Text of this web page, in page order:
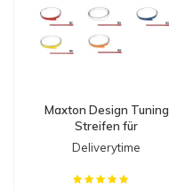
Maxton Design Tuning
Streifen für
Seitenschweller,
Diffusoren & Splitters
Deliverytime